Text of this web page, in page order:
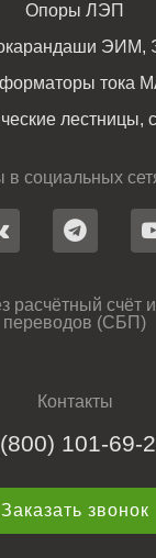
Опоры ЛЭП
тока
лестницы,
в социальных
расчётный счёт
переводов (СБП)
Контакты
101-69-
Заказать звонок